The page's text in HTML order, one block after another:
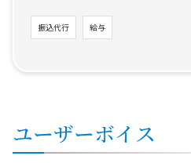
振込代行 給与
ユーザーボイス